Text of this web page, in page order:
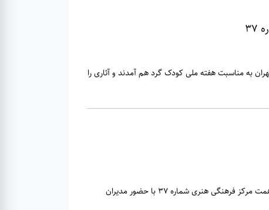
هنری شماره 37 کانون استان تهران به مناسبت هفته ملی کودک گرد هم آمدند و آثاری را
نشست تخصصی ترویج کتابخوانی در مدارس منطقه ۲ به همت مرکز فرهنگی هنری شماره 37 با حضور مدیران